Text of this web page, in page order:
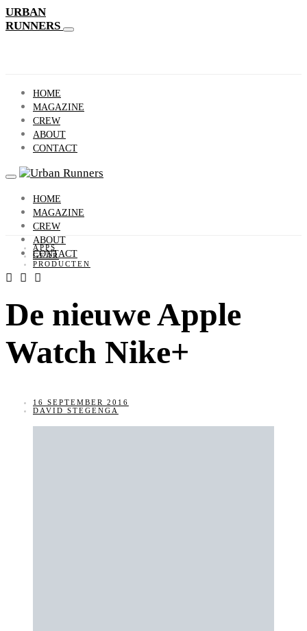
URBAN
RUNNERS
HOME
MAGAZINE
CREW
ABOUT
CONTACT
HOME
MAGAZINE
CREW
ABOUT
CONTACT
APPS
GEAR
PRODUCTEN
De nieuwe Apple
Watch Nike+
16 SEPTEMBER 2016
DAVID STEGENGA